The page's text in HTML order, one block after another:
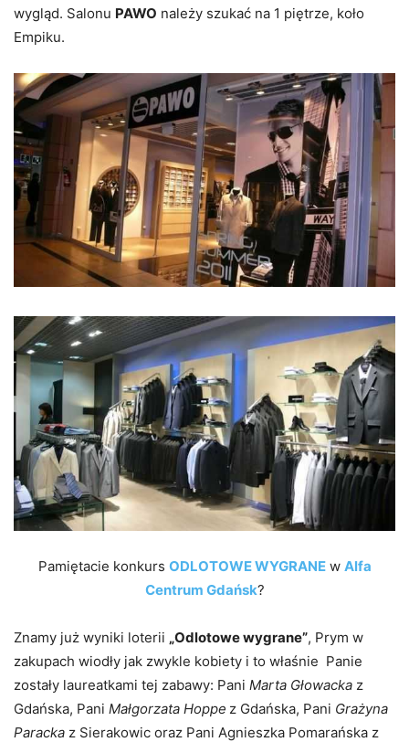
wygląd. Salonu PAWO należy szukać na 1 piętrze, koło
Empiku.
Pamiętacie konkurs ODLOTOWE WYGRANEw Alfa
Centrum Gdańsk?
Znamy już wyniki loterii „Odlotowe wygrane”, Prym w
zakupach wiodły jak zwykle kobiety i to właśnie Panie
zostały laureatkami tej zabawy: Pani Marta Głowacka z
Gdańska, Pani Małgorzata Hoppe z Gdańska, Pani Grażyna
Paracka z Sierakowic oraz Pani Agnieszka Pomarańska z